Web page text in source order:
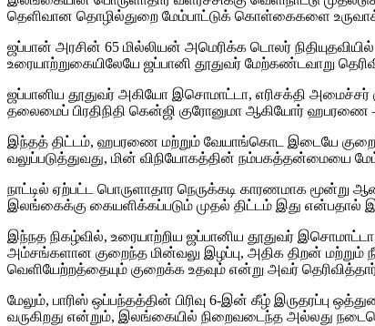
தெளிவான தொழில்துறை மேம்பாட்டுக் கொள்கைகளை
ஜப்பான் அரசின் 65 மில்லியன் அமெரிக்க டொலர்
உரையாற்றுகையிலேயே ஜப்பானி தூதுவர் மேற்கண்டவாறு
ஜப்பானிய தூதுவர் அகியோ இசொமாட்டா, எரிசக்தி
தலைமைப் பிரதிநிதி கென்ஜி குரோனுமா ஆகியோர் ஹபரணை
இந்தத் திட்டம், ஹபரணை மற்றும் வேயாங்கொட இடையே
வலுப்படுத்துவது, மின் விநியோகத்தின் நம்பகத்தன்மையை
நாட்டில் ஏற்பட்ட பொருளாதார நெருக்கடி காரணமாக மூன்று
இலங்கைக்கு கையளிக்கப்படும் முதல் திட்டம் இது என்பதால்
இந்நத நிகழ்வில், உரையாற்றிய ஜப்பானிய தூதுவர்
அம்சங்களான குறைந்த மின்வலு இழப்பு, அதிக திறன் மற்றும்
வெளியேற்றத்தையும் குறைக்க உதவும் என்று அவர்
மேலும், பாரிஸ் ஒப்பந்தத்தின் பிரிவு 6-இன் கீழ் இருதரப்பு
வருகிறது என்றும், இலங்கையில் நிறைவடைந்த அல்லது